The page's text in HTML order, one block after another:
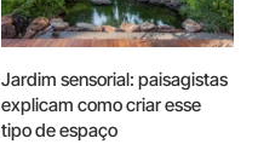
Jardim sensorial: paisagistas
explicam como criar esse
tipo de espaço